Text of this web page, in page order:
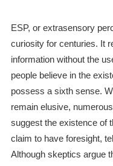
ESP, or extrasensory
curiosity for centuries. It
information without the
people believe in the
possess a sixth sense.
remain elusive,
suggest the existence of
claim to have foresight,
Although skeptics argue